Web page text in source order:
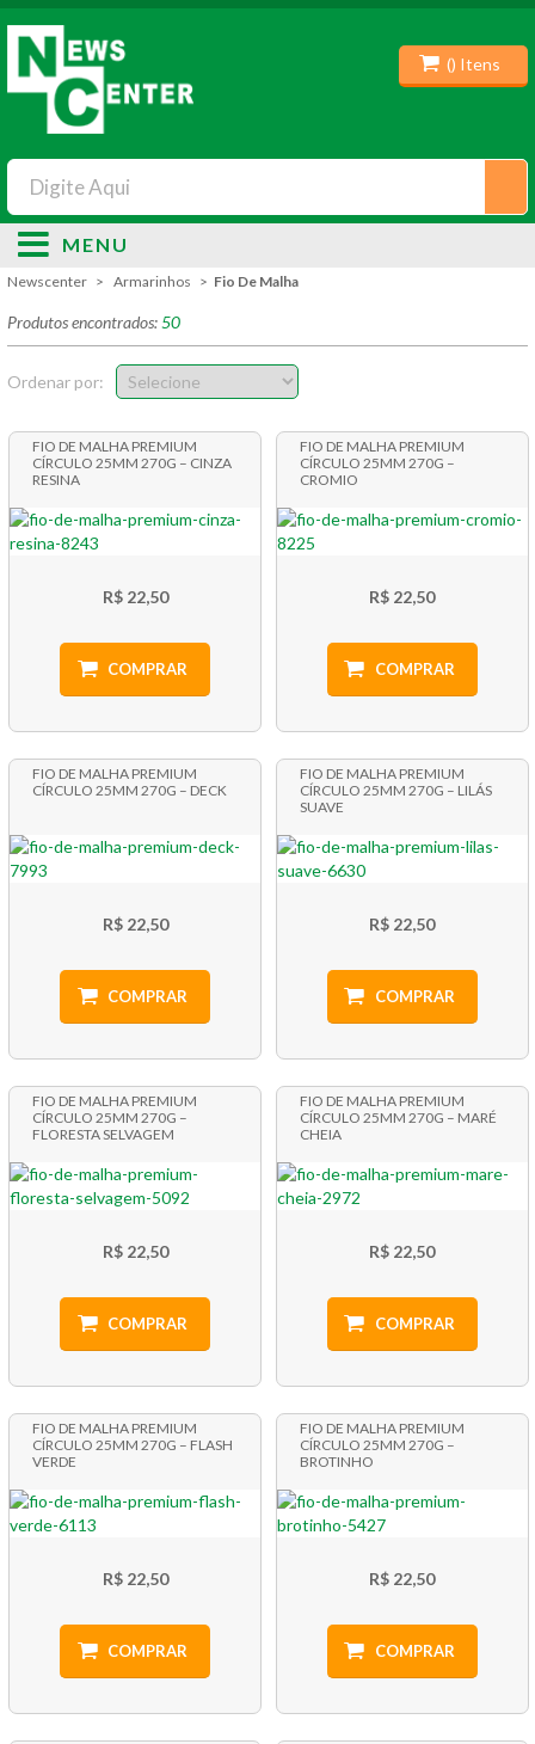
() Itens
MENU
Newscenter Armarinhos Fio De Malha
Produtos encontrados:50
Ordenar por:
FIO DE MALHA PREMIUM
CÍRCULO 25MM 270G – CINZA
RESINA
R$ 22,50
COMPRAR
FIO DE MALHA PREMIUM
CÍRCULO 25MM 270G –
CROMIO
R$ 22,50
COMPRAR
FIO DE MALHA PREMIUM
CÍRCULO 25MM 270G – DECK
R$ 22,50
COMPRAR
FIO DE MALHA PREMIUM
CÍRCULO 25MM 270G – LILÁS
SUAVE
R$ 22,50
COMPRAR
FIO DE MALHA PREMIUM
CÍRCULO 25MM 270G –
FLORESTA SELVAGEM
R$ 22,50
COMPRAR
FIO DE MALHA PREMIUM
CÍRCULO 25MM 270G – MARÉ
CHEIA
R$ 22,50
COMPRAR
FIO DE MALHA PREMIUM
CÍRCULO 25MM 270G – FLASH
VERDE
R$ 22,50
COMPRAR
FIO DE MALHA PREMIUM
CÍRCULO 25MM 270G –
BROTINHO
R$ 22,50
COMPRAR